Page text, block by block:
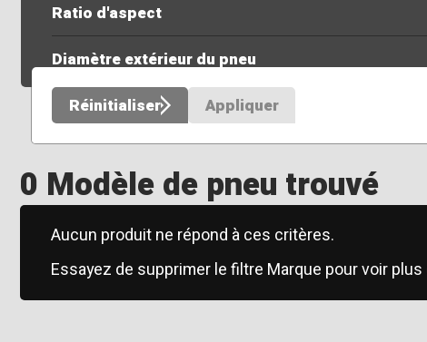
Ratio d'aspect
Diamètre extérieur du pneu
Réinitialiser Appliquer
0 Modèle de pneu trouvé
Aucun produit ne répond à ces critères.
Essayez de supprimer le filtre Marque pour voir